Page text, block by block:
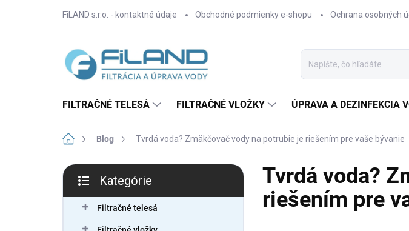
FiLAND s.r.o. - kontaktné údaje Obchodné podmienky e-shopu Ochrana osobných
FILTRAČNÉ TELESÁ FILTRAČNÉ VLOŽKY ÚPRAVA A DEZINFEKCIA
DomovBlog Tvrdá voda? Zmäkčovač vody na potrubie je riešením pre vaše bývanie
B
č
kategórie
Kategórie
Filtračné telesá
Tvrdá voda?
riešením pre